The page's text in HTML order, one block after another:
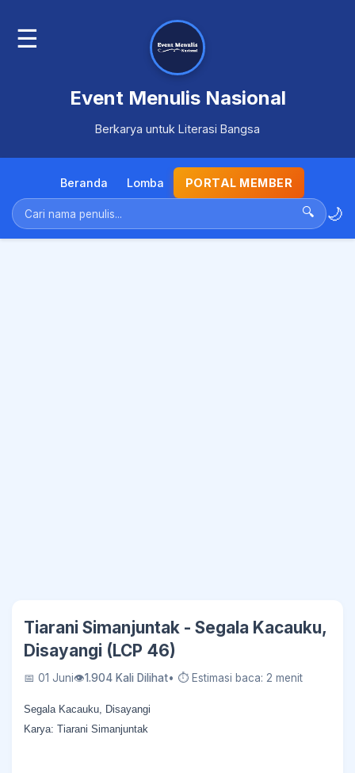
☰
Event Menulis Nasional
Berkarya untuk Literasi Bangsa
Beranda Lomba PORTAL MEMBER
🔍 🌙
Tiarani Simanjuntak - Segala Kacauku,
Disayangi (LCP 46)
📅 01 Juni👁1.904 Kali Dilihat• ⏱ Estimasi baca: 2 menit
Segala Kacauku, Disayangi
Karya: Tiarani Simanjuntak